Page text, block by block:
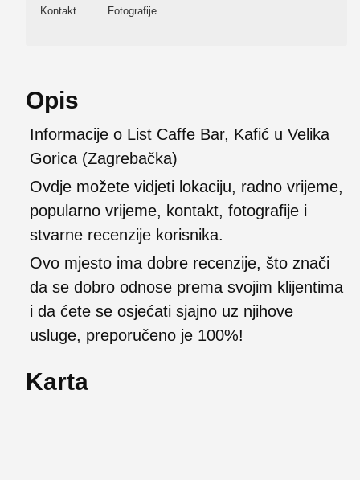
Kontakt Fotografije
Opis
Informacije o List Caffe Bar, Kafić u Velika
Gorica (Zagrebačka)
Ovdje možete vidjeti lokaciju, radno vrijeme,
popularno vrijeme, kontakt, fotografije i
stvarne recenzije korisnika.
Ovo mjesto ima dobre recenzije, što znači
da se dobro odnose prema svojim klijentima
i da ćete se osjećati sjajno uz njihove
usluge, preporučeno je 100%!
Karta